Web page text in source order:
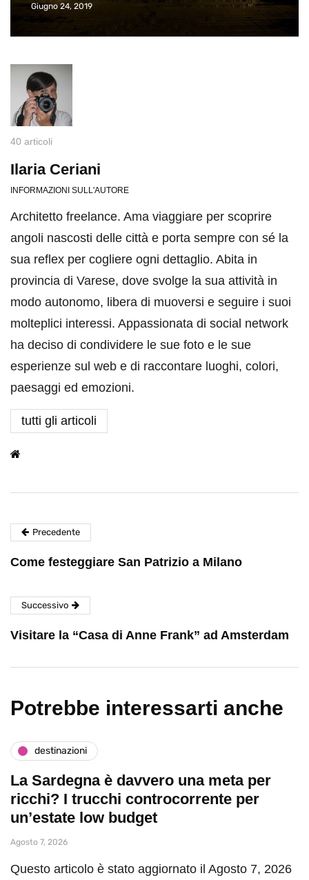
Giugno 24, 2019
40 articoli
Ilaria Ceriani
INFORMAZIONI SULL'AUTORE
Architetto freelance. Ama viaggiare per scoprire
angoli nascosti delle città e porta sempre con sé la
sua reflex per cogliere ogni dettaglio. Abita in
provincia di Varese, dove svolge la sua attività in
modo autonomo, libera di muoversi e seguire i suoi
molteplici interessi. Appassionata di social network
ha deciso di condividere le sue foto e le sue
esperienze sul web e di raccontare luoghi, colori,
paesaggi ed emozioni.
tutti gli articoli
Precedente
Come festeggiare San Patrizio a Milano
Successivo
Visitare la “Casa di Anne Frank” ad Amsterdam
Potrebbe interessarti anche
destinazioni
La Sardegna è davvero una meta per
ricchi? I trucchi controcorrente per
un’estate low budget
Agosto 7, 2026
Questo articolo è stato aggiornato il Agosto 7, 2026